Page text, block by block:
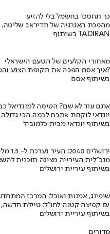
כך תחסכו בחשמל בלי להזיע
מהפכת האנרגיה של תדיראן:
בשיתוף TADIRAN
מאחורי הקלעים של הטעם הישראלי
איך אסם הפכה את תקופת הצנע והמחסור הקשה של שנות ה-40 למותג לאומי?
בשיתוף אסם
אתם עוד לא שם? הטיסה למונדיאל
יונדאי לוקחת אתכם לבמה הכי
בשיתוף יונדאי מבית כלמוביל
ירושלים 2040: העיר נערכת ל- 1.5 מליון תושבים
מנכ"לית העירייה מציגה תוכנית
בשיתוף עיריית ירושלים
שופינג, אמנות ואוכל: המרכז
קפיצה קטנה לחו"ל: טיילת חדשה, מיצגי אמנות, וכיכרות משופצות בהשקעה של 100 מיליון ₪
בשיתוף עיריית ירושלים
מדורים